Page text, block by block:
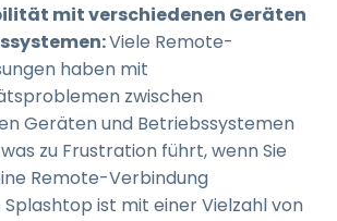
mit verschiedenen Geräten
Viele Remote-
haben mit
zwischen
Geräten und Betriebssystemen
zu Frustration führt, wenn Sie
Remote-Verbindung
Splashtop ist mit einer Vielzahl von